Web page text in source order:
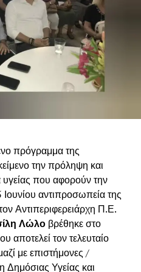
Η Λύση αποτελεί
κατοχής, αλλά και
για επιστροφή. Ως Δήμος,
κάθε πράξη που
Ελλάδας και Κύπρου,
της προσφυγιάς και της
το κοινό μέτωπο
πρόγραμμα της
την πρόληψη και
που αφορούν την
Ιουνίου αντιπροσωπεία της
Αντιπεριφερειάρχη Π.Ε.
Λώλοβρέθηκε στο
τον τελευταίο
με επιστήμονες /
Δημόσιας Υγείας και